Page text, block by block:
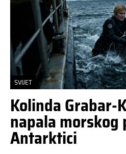
SVIJET
Kolinda Grabar-
napala morskog
Antarktici